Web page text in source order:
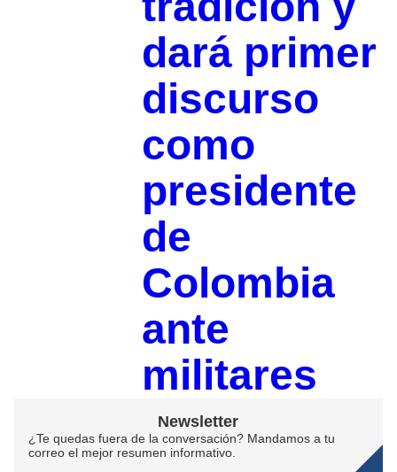
dará primer
discurso
como
presidente
de
Colombia
ante
militares
Newsletter
¿Te quedas fuera de la conversación? Mandamos a tu
correo el mejor resumen informativo.